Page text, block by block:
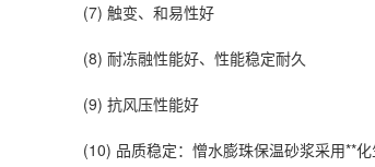
(7) 触变、和易性好
(8) 耐冻融性能好、性能稳定耐久
(9) 抗风压性能好
(10) 品质稳定：憎水膨珠保温砂浆采用**